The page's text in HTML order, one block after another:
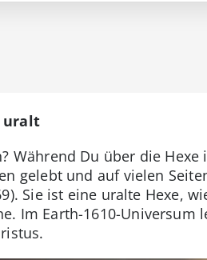
uralt
Während Du über die
gelebt und auf vielen
Sie ist eine uralte Hexe,
Im Earth-1610-